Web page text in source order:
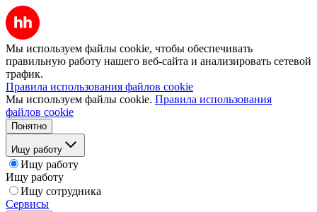
Мы используем файлы cookie, чтобы обеспечивать
правильную работу нашего веб-сайта и анализировать сетевой
трафик.
Правила использования файлов cookie
Мы используем файлы cookie. Правила использования
файлов cookie
Понятно
Ищу работу
Ищу работу
Ищу работу
Ищу сотрудника
Сервисы